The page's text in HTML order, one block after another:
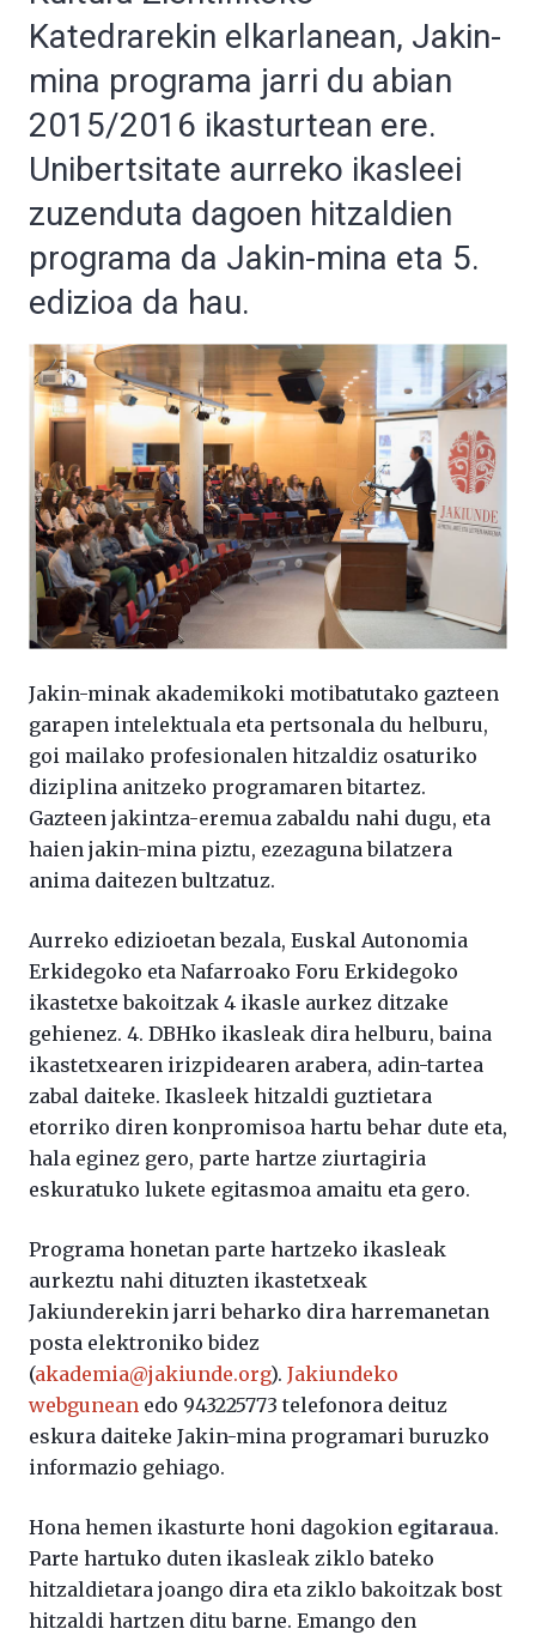
Katedrarekin elkarlanean, Jakin-
mina programa jarri du abian
2015/2016 ikasturtean ere.
Unibertsitate aurreko ikasleei
zuzenduta dagoen hitzaldien
programa da Jakin-mina eta 5.
edizioa da hau.
Jakin-minak akademikoki motibatutako gazteen
garapen intelektuala eta pertsonala du helburu,
goi mailako profesionalen hitzaldiz osaturiko
diziplina anitzeko programaren bitartez.
Gazteen jakintza-eremua zabaldu nahi dugu, eta
haien jakin-mina piztu, ezezaguna bilatzera
anima daitezen bultzatuz.
Aurreko edizioetan bezala, Euskal Autonomia
Erkidegoko eta Nafarroako Foru Erkidegoko
ikastetxe bakoitzak 4 ikasle aurkez ditzake
gehienez. 4. DBHko ikasleak dira helburu, baina
ikastetxearen irizpidearen arabera, adin-tartea
zabal daiteke. Ikasleek hitzaldi guztietara
etorriko diren konpromisoa hartu behar dute eta,
hala eginez gero, parte hartze ziurtagiria
eskuratuko lukete egitasmoa amaitu eta gero.
Programa honetan parte hartzeko ikasleak
aurkeztu nahi dituzten ikastetxeak
Jakiunderekin jarri beharko dira harremanetan
posta elektroniko bidez
(akademia@jakiunde.org). Jakiundeko
webgunean edo 943225773 telefonora deituz
eskura daiteke Jakin-mina programari buruzko
informazio gehiago.
Hona hemen ikasturte honi dagokion egitaraua.
Parte hartuko duten ikasleak ziklo bateko
hitzaldietara joango dira eta ziklo bakoitzak bost
hitzaldi hartzen ditu barne. Emango den